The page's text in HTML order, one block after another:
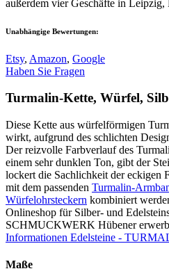
außerdem vier Geschäfte in
Unabhängige Bewertungen:
Etsy, Amazon, Google
Haben Sie Fragen
Turmalin-Kette, Würfel,
Diese Kette aus würfelförmigen
wirkt, aufgrund des schlichten
Der reizvolle Farbverlauf des
einem sehr dunklen Ton, gibt der
lockert die Sachlichkeit der eckigen
mit dem passenden Turmalin-
Würfelohrsteckern kombiniert
Onlineshop für Silber- und
SCHMUCKWERK Hübener
Informationen Edelsteine -
Maße